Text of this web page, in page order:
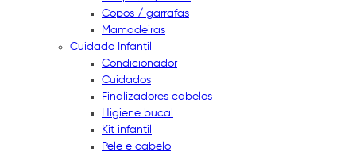
Copos / garrafas
Mamadeiras
Cuidado Infantil
Condicionador
Cuidados
Finalizadores cabelos
Higiene bucal
Kit infantil
Pele e cabelo